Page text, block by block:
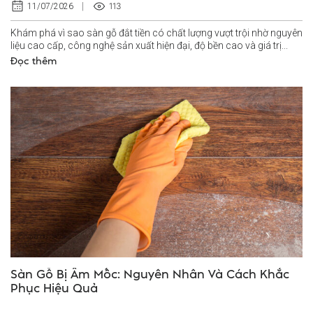
11/07/2026 113
Khám phá vì sao sàn gỗ đắt tiền có chất lượng vượt trội nhờ nguyên
liệu cao cấp, công nghệ sản xuất hiện đại, độ bền cao và giá trị...
Đọc thêm
Sàn Gỗ Bị Ẩm Mốc: Nguyên Nhân Và Cách Khắc
Phục Hiệu Quả